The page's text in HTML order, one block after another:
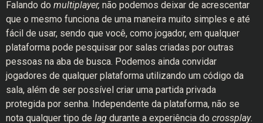
Falando do multiplayer, não podemos deixar de acrescentar
que o mesmo funciona de uma maneira muito simples e até
fácil de usar, sendo que você, como jogador, em qualquer
plataforma pode pesquisar por salas criadas por outras
pessoas na aba de busca. Podemos ainda convidar
jogadores de qualquer plataforma utilizando um código da
sala, além de ser possível criar uma partida privada
protegida por senha. Independente da plataforma, não se
nota qualquer tipo de lag durante a experiência do crossplay.